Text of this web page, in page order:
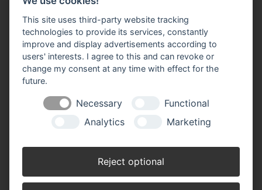
BBM Baumarkt Ganderkesee
Rudolf-Diesel-Straße 2
27777 Ganderkesee
Telefon: 04222 94 41 0
8.00 - 19.00 Uhr
Samstag:
This site uses third-party website tracking
technologies to provide its services, constantly
improve and display advertisements according to
users' interests. I agree to this and can revoke or
change my consent at any time with effect for the
future.
Necessary
Functional
Analytics
Marketing
Reject optional